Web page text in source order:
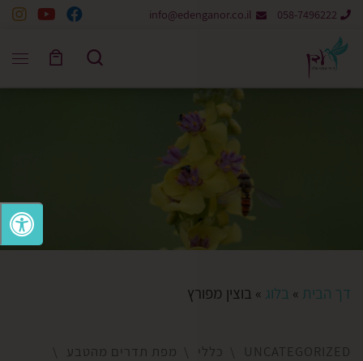
Skip to content
058-7496222
info@edenganor.co.il
Search
דך הבית » בלוג » בוצין מפורץ
UNCATEGORIZED כללי
מפת תדרים מהטבע